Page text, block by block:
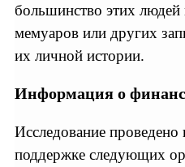
большинство этих людей
мемуаров или других
их личной истории.
Информация о
Исследование
поддержке следующих